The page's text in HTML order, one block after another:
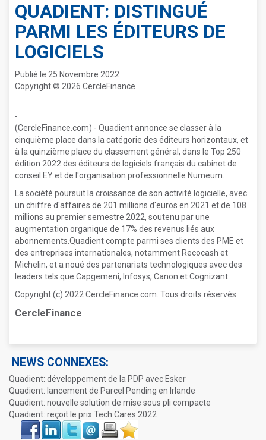
QUADIENT: DISTINGUÉ
PARMI LES ÉDITEURS DE
LOGICIELS
Publié le 25 Novembre 2022
Copyright © 2026 CercleFinance
-
(CercleFinance.com) - Quadient annonce se classer à la
cinquième place dans la catégorie des éditeurs horizontaux, et
à la quinzième place du classement général, dans le Top 250
édition 2022 des éditeurs de logiciels français du cabinet de
conseil EY et de l'organisation professionnelle Numeum.
La société poursuit la croissance de son activité logicielle, avec
un chiffre d'affaires de 201 millions d'euros en 2021 et de 108
millions au premier semestre 2022, soutenu par une
augmentation organique de 17% des revenus liés aux
abonnements.Quadient compte parmi ses clients des PME et
des entreprises internationales, notamment Recocash et
Michelin, et a noué des partenariats technologiques avec des
leaders tels que Capgemeni, Infosys, Canon et Cognizant.
Copyright (c) 2022 CercleFinance.com. Tous droits réservés.
CercleFinance
NEWS CONNEXES:
Quadient: développement de la PDP avec Esker
Quadient: lancement de Parcel Pending en Irlande
Quadient: nouvelle solution de mise sous pli compacte
Quadient: reçoit le prix Tech Cares 2022
Face
book
LinkIn Twitter Envoyer ImprimerFavoris